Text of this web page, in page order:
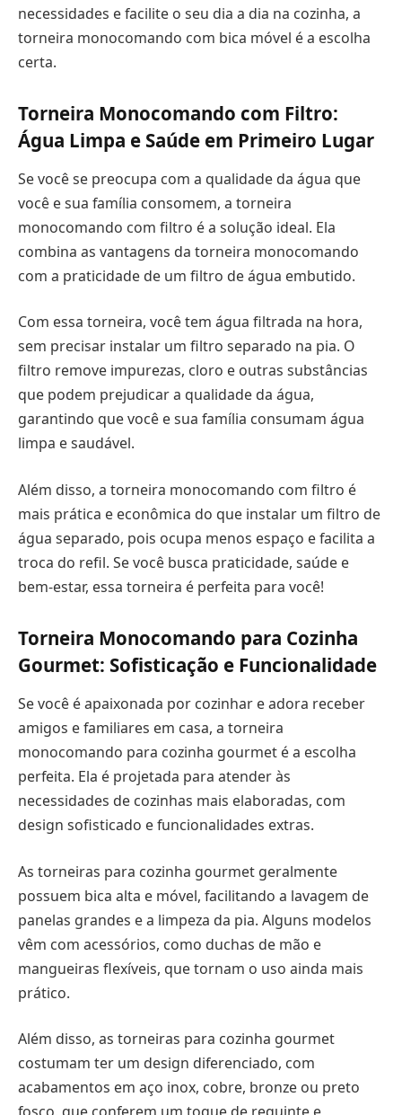
necessidades e facilite o seu dia a dia na cozinha, a
torneira monocomando com bica móvel é a escolha
certa.
Torneira Monocomando com Filtro:
Água Limpa e Saúde em Primeiro Lugar
Se você se preocupa com a qualidade da água que
você e sua família consomem, a torneira
monocomando com filtro é a solução ideal. Ela
combina as vantagens da torneira monocomando
com a praticidade de um filtro de água embutido.
Com essa torneira, você tem água filtrada na hora,
sem precisar instalar um filtro separado na pia. O
filtro remove impurezas, cloro e outras substâncias
que podem prejudicar a qualidade da água,
garantindo que você e sua família consumam água
limpa e saudável.
Além disso, a torneira monocomando com filtro é
mais prática e econômica do que instalar um filtro de
água separado, pois ocupa menos espaço e facilita a
troca do refil. Se você busca praticidade, saúde e
bem-estar, essa torneira é perfeita para você!
Torneira Monocomando para Cozinha
Gourmet: Sofisticação e Funcionalidade
Se você é apaixonada por cozinhar e adora receber
amigos e familiares em casa, a torneira
monocomando para cozinha gourmet é a escolha
perfeita. Ela é projetada para atender às
necessidades de cozinhas mais elaboradas, com
design sofisticado e funcionalidades extras.
As torneiras para cozinha gourmet geralmente
possuem bica alta e móvel, facilitando a lavagem de
panelas grandes e a limpeza da pia. Alguns modelos
vêm com acessórios, como duchas de mão e
mangueiras flexíveis, que tornam o uso ainda mais
prático.
Além disso, as torneiras para cozinha gourmet
costumam ter um design diferenciado, com
acabamentos em aço inox, cobre, bronze ou preto